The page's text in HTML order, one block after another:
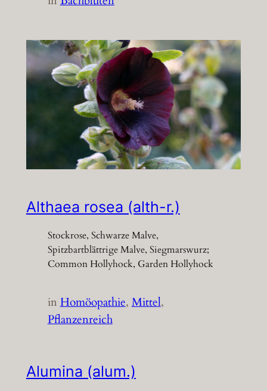
Althaea rosea (alth-r.)
Stockrose, Schwarze Malve,
Spitzbartblättrige Malve, Siegmarswurz;
Common Hollyhock, Garden Hollyhock
inHomöopathie, Mittel
Pflanzenreich
Alumina (alum.)